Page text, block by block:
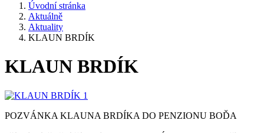
Úvodní stránka
Aktuálně
Aktuality
KLAUN BRDÍK
KLAUN BRDÍK
POZVÁNKA KLAUNA BRDÍKA DO PENZIONU BOĎA